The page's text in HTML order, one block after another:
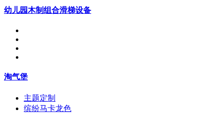
幼儿园木制组合滑梯设备
淘气堡
主题定制
缤纷马卡龙色